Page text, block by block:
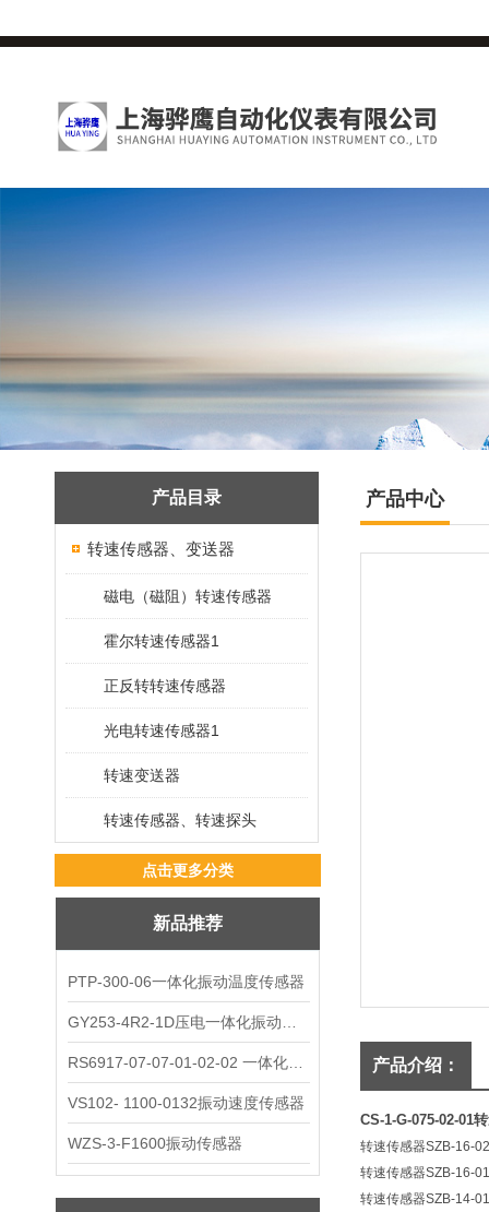
产品目录
转速传感器、变送器
磁电（磁阻）转速传感器
霍尔转速传感器1
正反转转速传感器
光电转速传感器1
转速变送器
转速传感器、转速探头
点击更多分类
新品推荐
PTP-300-06一体化振动温度传感器
VS102- 1100-0132振动速度传感器
WZS-3-F1600振动传感器
产品中心
产品介绍：
CS-1-G-075-02-01
转速传感器SZB-16-02
转速传感器SZB-16-01
转速传感器SZB-14-01